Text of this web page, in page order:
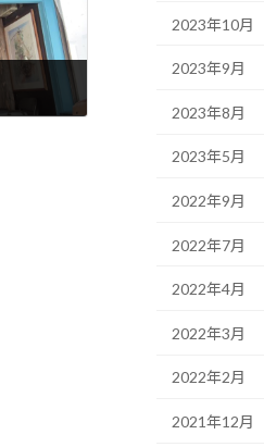
2023年10月
2023年9月
2023年8月
2023年5月
2022年9月
2022年7月
2022年4月
2022年3月
2022年2月
2021年12月